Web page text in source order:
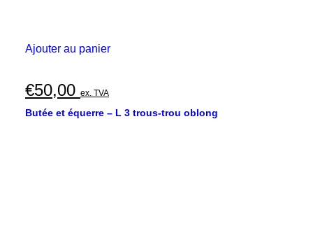
Ajouter au panier
€50,00 ex. TVA
Butée et équerre – L 3 trous-trou oblong